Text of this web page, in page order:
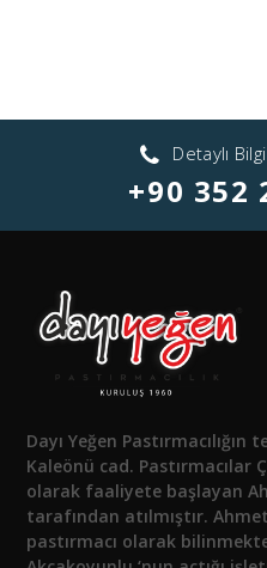
Detaylı
+90 352
Dayı Yeğen
Kaleönü cad. Pastırmacılar
olarak faaliyete başlayan
tarafından atılmıştır.
pastırmacı olarak